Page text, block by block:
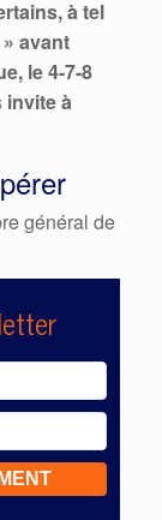
à tel
avant
le 4-7-8
invite à
général de